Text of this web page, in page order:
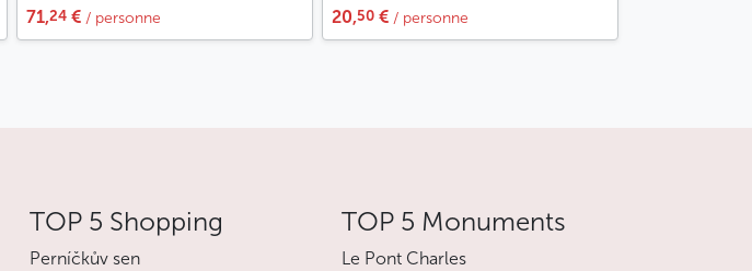
71,24 € / personne 20,50 € / personne
TOP 5 Shopping
Perníčkův sen
TOP 5 Monuments
Le Pont Charles